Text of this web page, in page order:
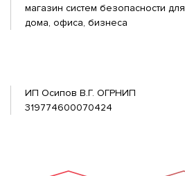
магазин систем безопасности для
дома, офиса, бизнеса
ИП Осипов В.Г. ОГРНИП
319774600070424